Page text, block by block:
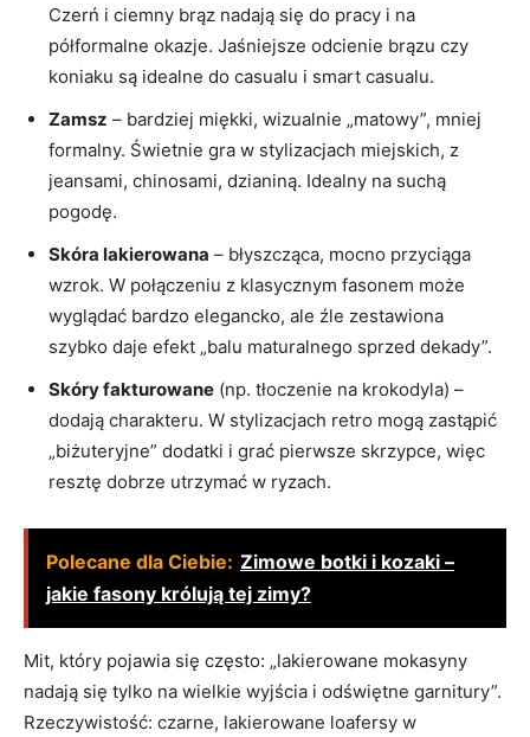
Czerń i ciemny brąz nadają się do pracy i na
półformalne okazje. Jaśniejsze odcienie brązu czy
koniaku są idealne do casualu i smart casualu.
Zamsz – bardziej miękki, wizualnie „matowy”, mniej
formalny. Świetnie gra w stylizacjach miejskich, z
jeansami, chinosami, dzianiną. Idealny na suchą
pogodę.
Skóra lakierowana – błyszcząca, mocno przyciąga
wzrok. W połączeniu z klasycznym fasonem może
wyglądać bardzo elegancko, ale źle zestawiona
szybko daje efekt „balu maturalnego sprzed dekady”.
Skóry fakturowane (np. tłoczenie na krokodyla) –
dodają charakteru. W stylizacjach retro mogą zastąpić
„biżuteryjne” dodatki i grać pierwsze skrzypce, więc
resztę dobrze utrzymać w ryzach.
Polecane dla Ciebie: Zimowe botki i kozaki –
jakie fasony królują tej zimy?
Mit, który pojawia się często: „lakierowane mokasyny
nadają się tylko na wielkie wyjścia i odświętne garnitury”.
Rzeczywistość: czarne, lakierowane loafersy w